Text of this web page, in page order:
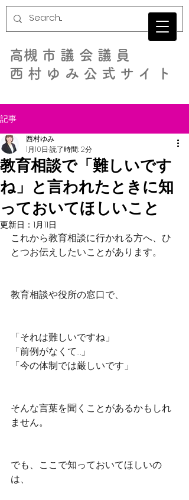
​高槻市議会議員
西村ゆみ公式サイト
記事
教育相談で「難しいです
ね」と言われたときに知
っておいてほしいこと
西村ゆみ
1月10日 読了時間: 2分
更新日： 1月11日
これから教育相談に行かれる方へ、ひ
とつお伝えしたいことがあります。
教育相談や役所の窓口で、
「それは難しいですね」
「前例がなくて…」
「今の体制では厳しいです」
そんな言葉を聞くことがあるかもしれ
ません。
でも、ここで知っておいてほしいの
は、